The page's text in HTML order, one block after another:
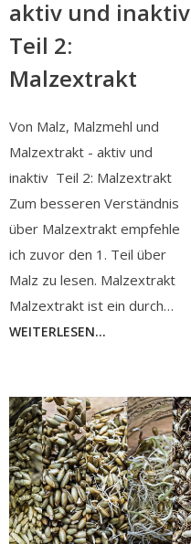
aktiv und inaktiv
Teil 2:
Malzextrakt
Von Malz, Malzmehl und
Malzextrakt - aktiv und
inaktiv Teil 2: Malzextrakt
Zum besseren Verständnis
über Malzextrakt empfehle
ich zuvor den 1. Teil über
Malz zu lesen. Malzextrakt
Malzextrakt ist ein durch…
WEITERLESEN...